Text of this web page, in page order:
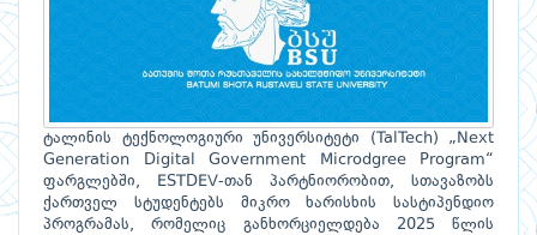
ტალინის ტექნოლოგიური უნივერსიტეტი (TalTech) „Next
Generation Digital Government Microdgree Program“
ფარგლებში, ESTDEV-თან პარტნიორობით, სთავაზობს
ქართველ სტუდენტებს მიკრო ხარისხის სასტიპენდიო
პროგრამას, რომელიც განხორციელდება 2025 წლის